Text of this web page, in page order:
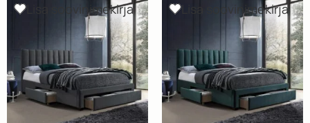
Lisa soovinimekirja Lisa soovinimekirja